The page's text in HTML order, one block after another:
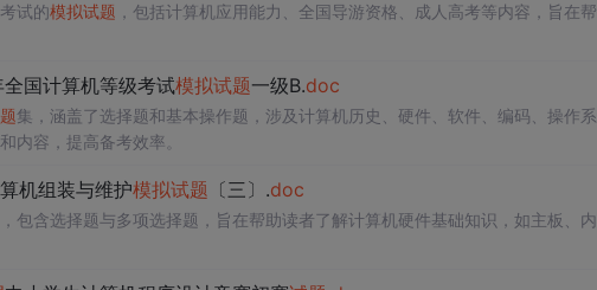
试的模拟试题 ，包括计算机应用能力、全国导游资格、成人高考等内容，旨在
国计算机等级考试模拟试题一级B.doc
集，涵盖了选择题和基本操作题，涉及计算机历史、硬件、软件、编码、操作
内容，提高备考效率。
机组装与维护模拟试题 〔三〕.doc
，包含选择题与多项选择题，旨在帮助读者了解计算机硬件基础知识，如主板、